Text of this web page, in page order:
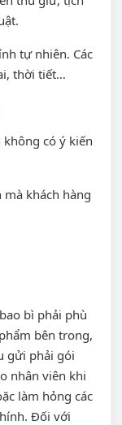
tự nhiên. Các
thời tiết…
có ý kiến
khách hàng
bì phải phù
bên trong,
gửi phải gói
nhân viên khi
làm hỏng các
Đối với